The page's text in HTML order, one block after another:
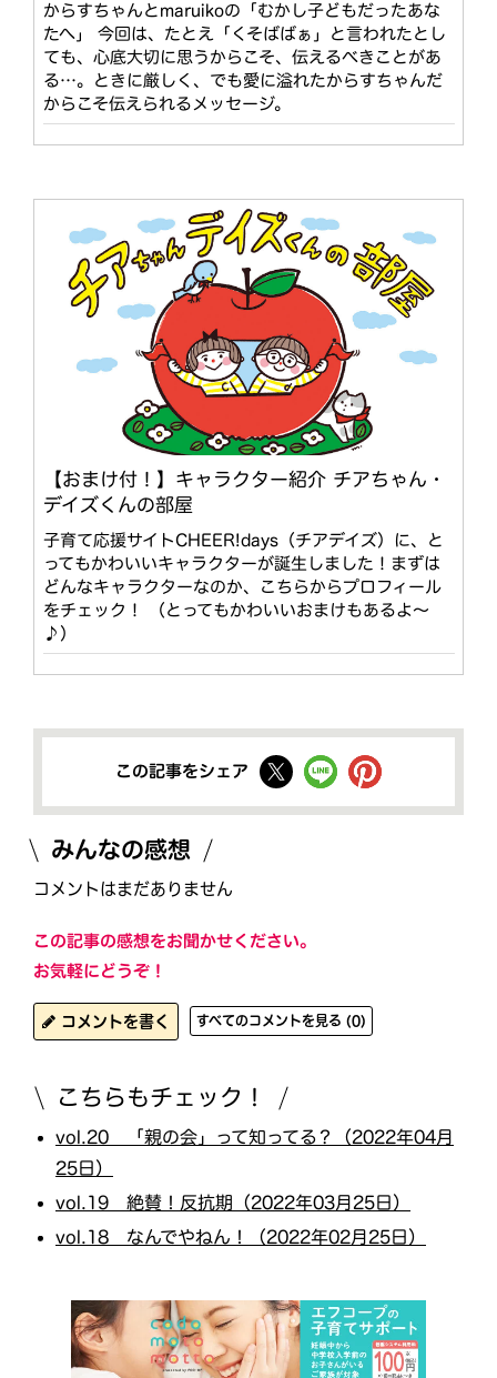
からすちゃんとmaruikoの「むかし子どもだったあな
たへ」 今回は、たとえ「くそばばぁ」と言われたとし
ても、心底大切に思うからこそ、伝えるべきことがあ
る…。ときに厳しく、でも愛に溢れたからすちゃんだ
からこそ伝えられるメッセージ。
【おまけ付！】キャラクター紹介 チアちゃん・
デイズくんの部屋
子育て応援サイトCHEER!days（チアデイズ）に、と
ってもかわいいキャラクターが誕生しました！まずは
どんなキャラクターなのか、こちらからプロフィール
をチェック！ （とってもかわいいおまけもあるよ〜
♪）
この記事をシェア
みんなの感想
コメントはまだありません
この記事の感想をお聞かせください。
お気軽にどうぞ！
コメントを書く すべてのコメントを見る (0)
こちらもチェック！
vol.20 「親の会」って知ってる？（2022年04月
25日）
vol.19 絶賛！反抗期（2022年03月25日）
vol.18 なんでやねん！（2022年02月25日）